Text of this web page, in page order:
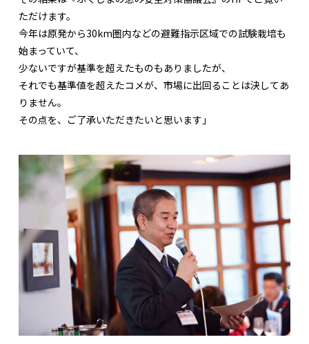
ただけます。
今年は原発から30km圏内などの避難指示区域での試験栽培も
始まっていて、
少ないですが基準を超えたものもありましたが、
それでも基準値を超えたコメが、市場に出回ることは決してあ
りません。
その点を、ご了承いただきたいと思います」